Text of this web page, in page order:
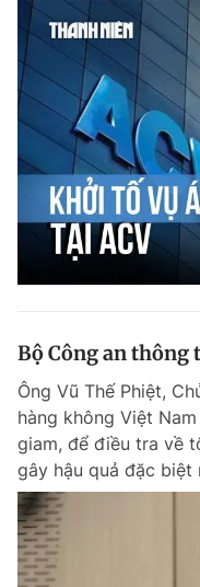
Bộ Công an thông
Ông Vũ Thế Phiệt,
hàng không Việt
giam, để điều tra về
gây hậu quả đặc biệt